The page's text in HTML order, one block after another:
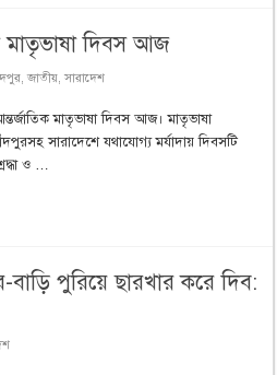
মাতৃভাষা দিবস আজ
,জাতীয় ,সারাদেশ
মাতৃভাষা দিবস আজ। মাতৃভাষা
সারাদেশে যথাযোগ্য মর্যাদায় দিবসটি
ও …
পুরিয়ে ছারখার করে দিব: